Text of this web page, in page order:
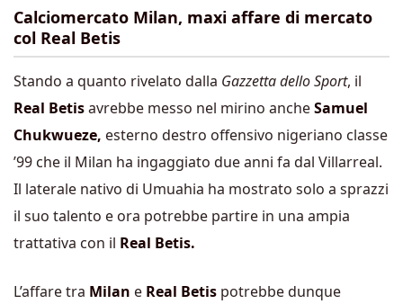
Calciomercato Milan, maxi affare di mercato
col Real Betis
Stando a quanto rivelato dalla Gazzetta dello Sport, il
Real Betisavrebbe messo nel mirino ancheSamuel
Chukwueze, esterno destro offensivo nigeriano classe
’99 che il Milan ha ingaggiato due anni fa dal Villarreal.
Il laterale nativo di Umuahia ha mostrato solo a sprazzi
il suo talento e ora potrebbe partire in una ampia
trattativa con il Real Betis.
L’affare tra Milan e Real Betis potrebbe dunque